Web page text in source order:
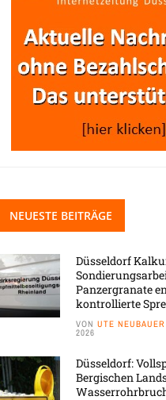
NEUESTE BEITRÄGE
Düsseldorf
Panzergranate
kontrollierte
VON UTE NEUBAUER
2026
Düsseldorf:
Bergischen